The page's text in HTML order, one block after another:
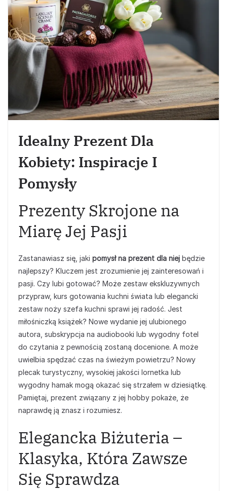
Idealny Prezent Dla
Kobiety: Inspiracje I
Pomysły
Prezenty Skrojone na
Miarę Jej Pasji
Zastanawiasz się, jaki pomysł na prezent dla niej będzie
najlepszy? Kluczem jest zrozumienie jej zainteresowań i
pasji. Czy lubi gotować? Może zestaw ekskluzywnych
przypraw, kurs gotowania kuchni świata lub elegancki
zestaw noży szefa kuchni sprawi jej radość. Jest
miłośniczką książek? Nowe wydanie jej ulubionego
autora, subskrypcja na audiobooki lub wygodny fotel
do czytania z pewnością zostaną docenione. A może
uwielbia spędzać czas na świeżym powietrzu? Nowy
plecak turystyczny, wysokiej jakości lornetka lub
wygodny hamak mogą okazać się strzałem w dziesiątkę.
Pamiętaj, prezent związany z jej hobby pokaże, że
naprawdę ją znasz i rozumiesz.
Elegancka Biżuteria –
Klasyka, Która Zawsze
Się Sprawdza